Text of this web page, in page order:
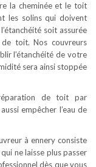
la cheminée et le toit
les solins qui doivent
soit assurée
toit. Nos couvreurs
l’étanchéité de votre
sera ainsi stoppée
de toit par
empêcher l’eau de
à ennery consiste
ne laisse plus passer
dès que vous